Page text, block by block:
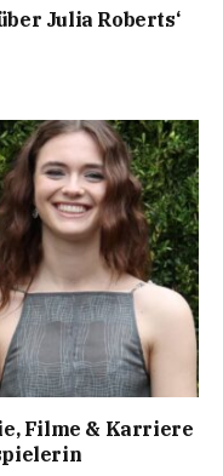
Julia Roberts‘
Filme & Karriere